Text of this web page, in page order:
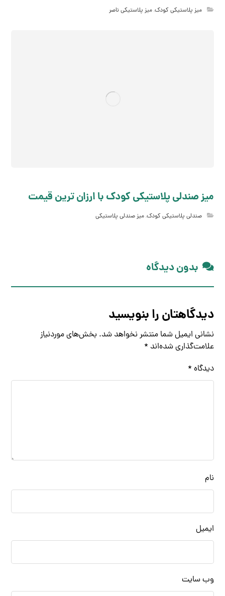
میز پلاستیکی کودک,میز پلاستیکی ناصر
میز صندلی پلاستیکی کودک با ارزان ترین قیمت
صندلی پلاستیکی کودک,میز صندلی پلاستیکی
بدون دیدگاه
دیدگاهتان را بنویسید
نشانی ایمیل شما منتشر نخواهد شد. بخش‌های موردنیاز
علامت‌گذاری شده‌اند *
دیدگاه *
نام
ایمیل
وب‌ سایت